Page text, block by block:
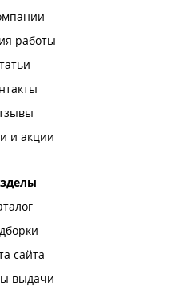
работы
и акции
сайта
выдачи